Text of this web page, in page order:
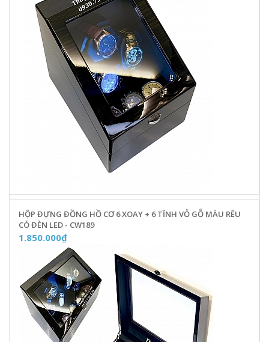
HỘP ĐỰNG ĐỒNG HỒ CƠ 6 XOAY + 6 TĨNH VỎ GỖ MÀU RÊU
CÓ ĐÈN LED - CW189
1.850.000₫